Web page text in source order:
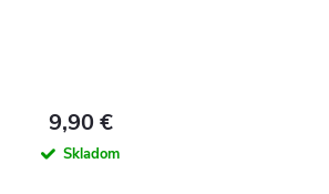
9,90 €
Skladom